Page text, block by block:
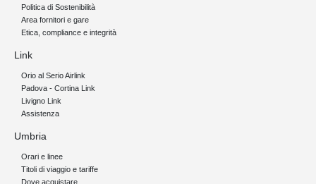
Politica di Sostenibilità
Area fornitori e gare
Etica, compliance e integrità
Link
Orio al Serio Airlink
Padova - Cortina Link
Livigno Link
Assistenza
Umbria
Orari e linee
Titoli di viaggio e tariffe
Dove acquistare